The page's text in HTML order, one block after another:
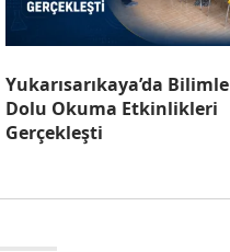
Yukarısarıkaya’da Bilimle
Dolu Okuma Etkinlikleri
Gerçekleşti